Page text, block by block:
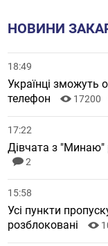
НОВИНИ
18:49
Українці зможуть
телефон
17200
17:22
Дівчата з "Минаю"
2
15:58
Усі пункти
розблоковані